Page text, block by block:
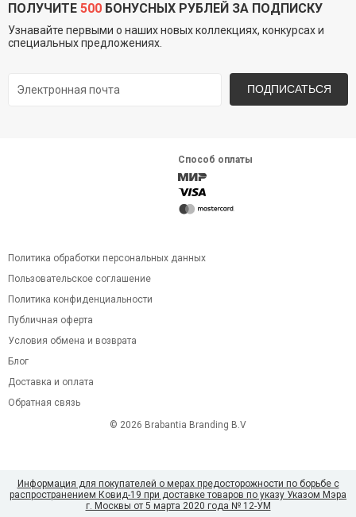
ПОЛУЧИТЕ 500 БОНУСНЫХ РУБЛЕЙ ЗА ПОДПИСКУ
Узнавайте первыми о наших новых коллекциях, конкурсах и
специальных предложениях.
ПОДПИСАТЬСЯ
Способ оплаты
Политика обработки персональных данных
Пользовательское соглашение
Политика конфиденциальности
Публичная оферта
Условия обмена и возврата
Блог
Доставка и оплата
Обратная связь
© 2026 Brabantia Branding B.V
Информация для покупателей о мерах предосторожности по борьбе с
распространением Ковид-19 при доставке товаров по указу Указом Мэра
г. Москвы от 5 марта 2020 года № 12-УМ